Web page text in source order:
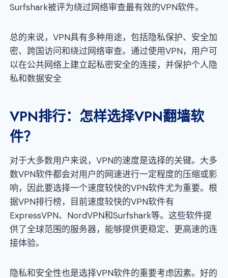
Surfshark被评为绕过网络审查最有效的VPN软件。
总的来说，VPN具有多种用途，包括隐私保护、安全加
密、跨国访问和绕过网络审查。通过使用VPN，用户可
以在公共网络上建立起私密安全的连接，并保护个人隐
私和数据安全
VPN排行：怎样选择VPN翻墙软
件？
对于大多数用户来说，VPN的速度是选择的关键。大多
数VPN软件都会对用户的网速进行一定程度的压缩或影
响，因此要选择一个速度较快的VPN软件尤为重要。根
据VPN排行榜，目前速度较快的VPN软件有
ExpressVPN、NordVPN和Surfshark等。这些软件提
供了全球范围的服务器，能够提供更稳定、更高速的连
接体验。
隐私和安全性也是选择VPN软件的重要考虑因素。好的